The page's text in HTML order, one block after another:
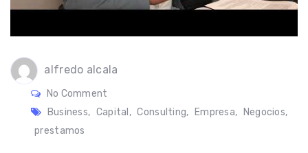
alfredo alcala
No Comment
Business, Capital , Consulting, Empresa, Negocios,
prestamos